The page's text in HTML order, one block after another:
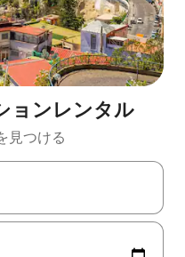
ョンレンタル
見つける
矢印キーを使って移動するか